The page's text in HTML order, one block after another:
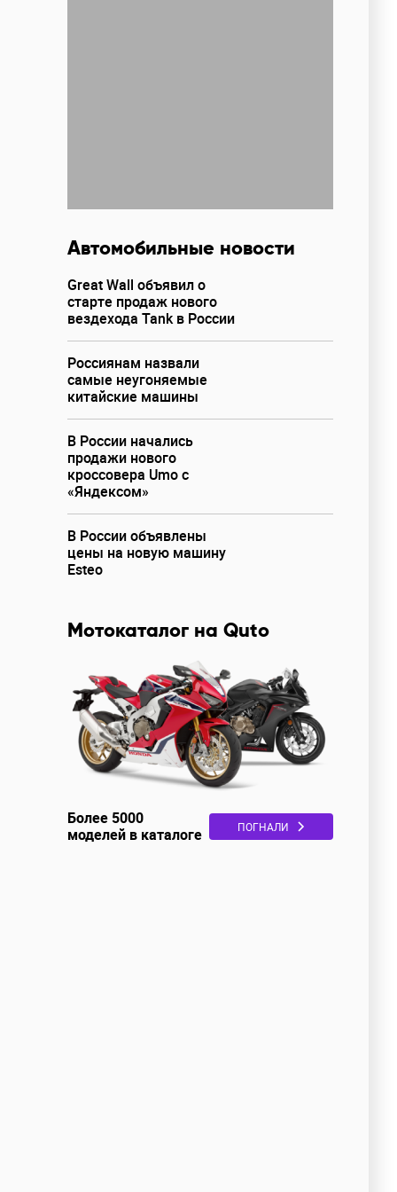
Автомобильные новости
Great Wall объявил о
старте продаж нового
вездехода Tank в России
Россиянам назвали
самые неугоняемые
китайские машины
В России начались
продажи нового
кроссовера Umo с
«Яндексом»
В России объявлены
цены на новую машину
Esteo
Мотокаталог на Quto
Более 5000
моделей в каталоге
ПОГНАЛИ